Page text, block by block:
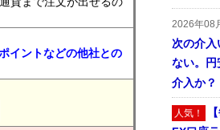
イントなどの他社との
2026年08
次の介入
ない。円
介入か？
人気！